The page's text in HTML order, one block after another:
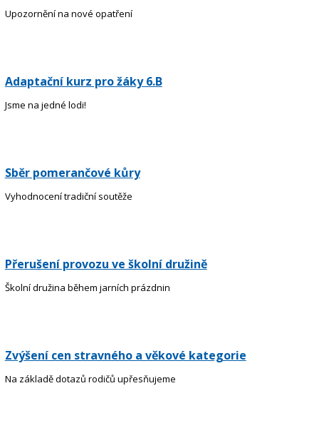
Upozornění na nové opatření
Adaptační kurz pro žáky 6.B
Jsme na jedné lodi!
Sběr pomerančové kůry
Vyhodnocení tradiční soutěže
Přerušení provozu ve školní družině
Školní družina během jarních prázdnin
Zvýšení cen stravného a věkové kategorie
Na základě dotazů rodičů upřesňujeme